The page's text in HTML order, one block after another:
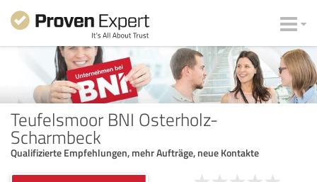
Teufelsmoor BNI Osterholz-
Scharmbeck
Qualifizierte Empfehlungen, mehr Aufträge, neue Kontakte